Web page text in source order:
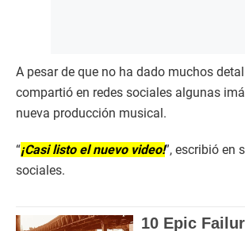
A pesar de que no ha dado muchos
compartió en redes sociales algunas
nueva producción musical.
“¡Casi listo el nuevo video!”, escribió en
sociales.